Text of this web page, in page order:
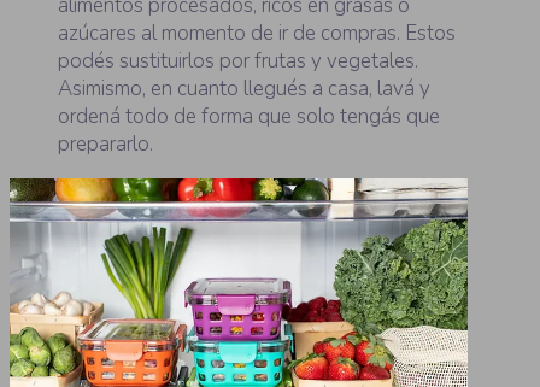
azúcares al momento de ir de compras. Estos
podés sustituirlos por frutas y vegetales.
Asimismo, en cuanto llegués a casa, lavá y
ordená todo de forma que solo tengás que
prepararlo.